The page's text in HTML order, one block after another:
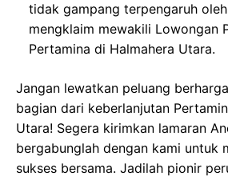
tidak gampang terpengaruh
mengklaim mewakili Lowongan
Pertamina di Halmahera Utara.
Jangan lewatkan peluang
bagian dari keberlanjutan
Utara! Segera kirimkan lamaran
bergabunglah dengan kami untuk
sukses bersama. Jadilah pionir